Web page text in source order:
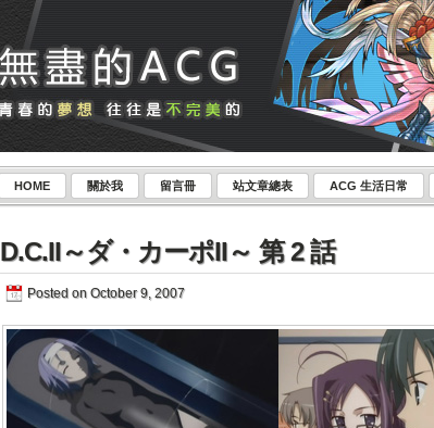
HOME 關於我 留言冊 站文章總表 ACG 生活日常
D.C.II～ダ・カーポII～ 第 2 話
Posted on October 9, 2007